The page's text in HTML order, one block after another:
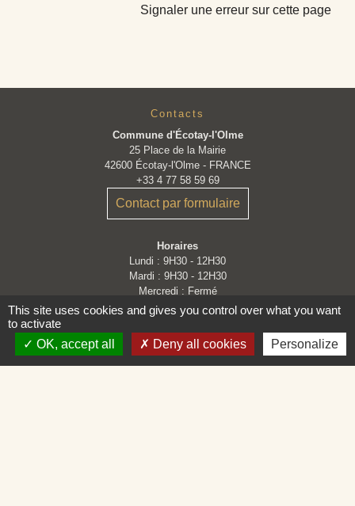
Signaler une erreur sur cette page
Contacts
Commune d'Écotay-l'Olme
25 Place de la Mairie
42600 Écotay-l'Olme - FRANCE
+33 4 77 58 59 69
Contact par formulaire
Horaires
Lundi : 9H30 - 12H30
Mardi : 9H30 - 12H30
Mercredi : Fermé
Jeudi : 9H30 - 12H30
Vendredi : 9H30 - 12H30 et 14H - 16H30
This site uses cookies and gives you control over what you want
to activate
OK, accept all
Deny all cookies Personalize